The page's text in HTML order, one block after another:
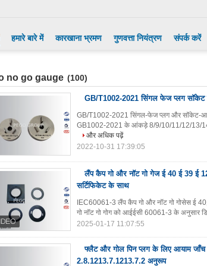
हमारे बारे में कारखाना भ्रमण गुणवत्ता नियंत्रण संपर्क करें
no go gauge (100)
GB/T1002-2021 सिंगल फेज प्लग सॉकेट
GB/T1002-2021 सिंगल-फेज प्लग और सॉकेट-
GB1002-2021 के आंकड़े 8/9/10/11/12/13/14/
और अधिक पढ़ें
2022-10-31 17:39:05
लैंप कैप गो और नॉट गो गेज ई 40 ई 39 ई
सर्टिफिकेट के साथ
IEC60061-3 लैंप कैप गो और नॉट गो गोसेस ई
गो नॉट गो गोग को आईईसी 60061-3 के अनुसार
2025-01-17 11:07:55
फ्लैट और गोल पिन प्लग के लिए आयाम
2.8.1213.7.1213.7.2 अनुरूप